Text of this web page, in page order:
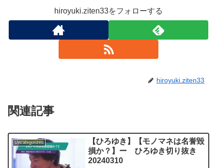
hiroyuki.ziten33をフォローする
hiroyuki.ziten33
関連記事
Uncategorized
【ひろゆき】【モノマネは名誉毀
損か？】ー ひろゆき切り抜き
20240310